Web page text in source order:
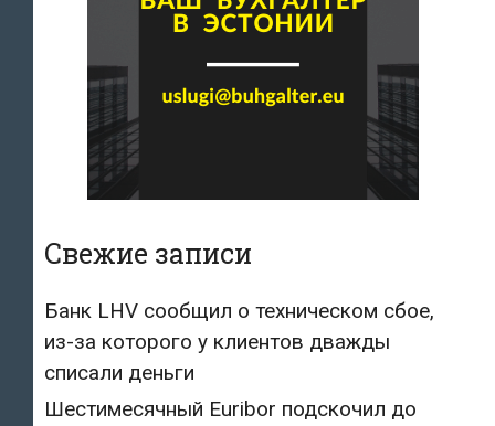
Свежие записи
Банк LHV сообщил о техническом сбое,
из-за которого у клиентов дважды
списали деньги
Шестимесячный Euribor подскочил до